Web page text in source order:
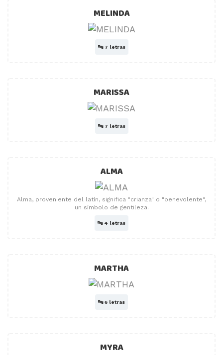
MELINDA
🔤 7 letras
MARISSA
🔤 7 letras
ALMA
Alma, proveniente del latín, significa "crianza" o "benevolente",
un símbolo de gentileza.
🔤 4 letras
MARTHA
🔤6 letras
MYRA